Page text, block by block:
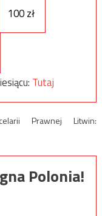
100 zł
Tutaj
Prawnej Litwin:
Polonia!